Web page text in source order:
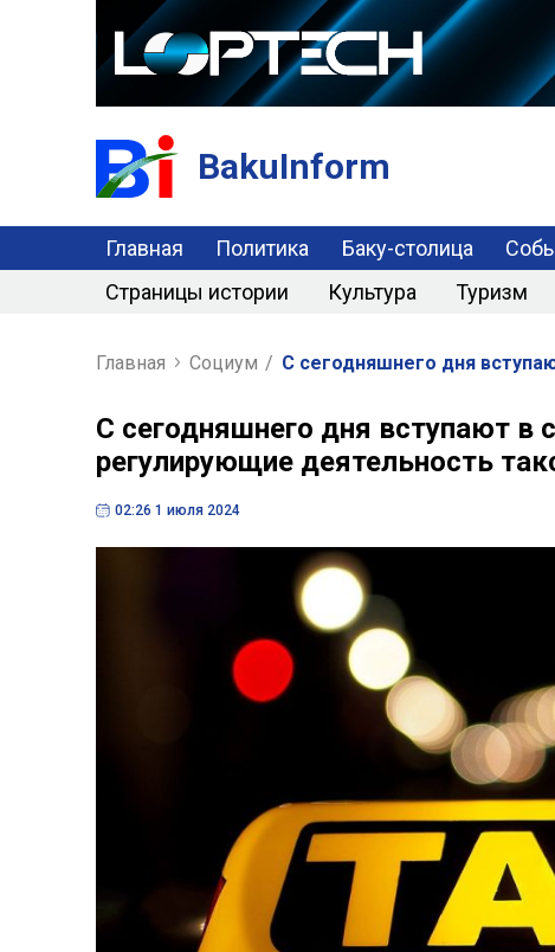
BakuInform
Главная Политика Баку-столица
Страницы истории
Культура Туризм
Главная Социум / С сегодняшнего дня
С сегодняшнего дня вступают в
регулирующие деятельность
02:26 1 июля 2024